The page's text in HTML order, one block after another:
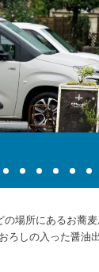
場所にあるお蕎麦
ろしの入った醤油